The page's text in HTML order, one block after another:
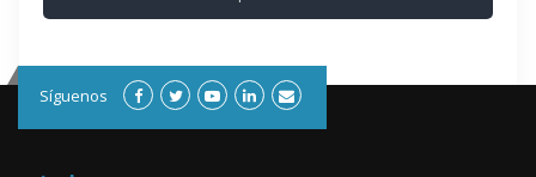
Síguenos